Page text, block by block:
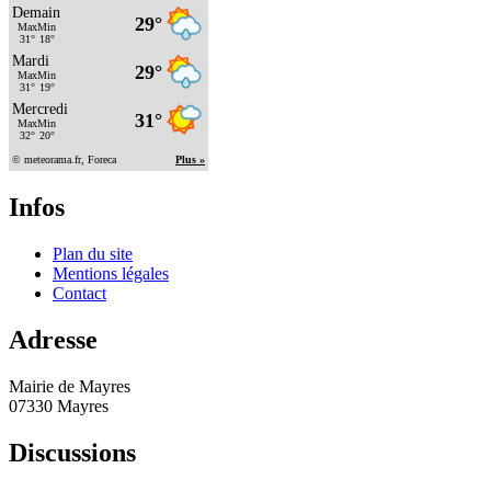
Infos
Plan du site
Mentions légales
Contact
Adresse
Mairie de Mayres
07330 Mayres
Discussions